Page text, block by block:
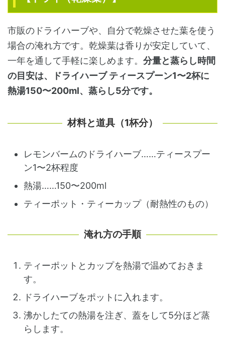
市販のドライハーブや、自分で乾燥させた葉を使う
場合の淹れ方です。乾燥葉は香りが安定していて、
一年を通して手軽に楽しめます。 分量と蒸らし時間
の目安は、ドライハーブ ティースプーン1〜2杯に
熱湯150〜200ml、蒸らし5分です。
材料と道具（1杯分）
レモンバームのドライハーブ……ティースプー
ン1〜2杯程度
熱湯……150〜200ml
ティーポット・ティーカップ（耐熱性のもの）
淹れ方の手順
ティーポットとカップを熱湯で温めておきま
す。
ドライハーブをポットに入れます。
沸かしたての熱湯を注ぎ、蓋をして5分ほど蒸
らします。